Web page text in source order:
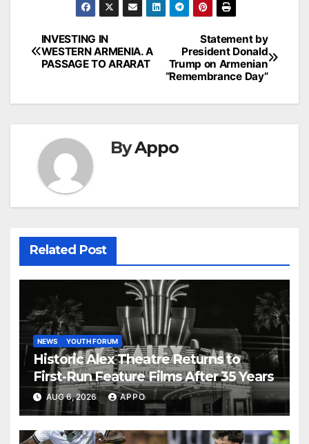
Post
navigation
Statement by
President Donald
Trump on Armenian
“Remembrance Day”
INVESTING IN
WESTERN ARMENIA. A
PASSAGE TO ARARAT
ByAppo
Related Post
NEWS YOUTH FORUM
Historic Alex Theatre Returns to
First-Run Feature Films After 35 Years
AUG 6, 2026 APPO